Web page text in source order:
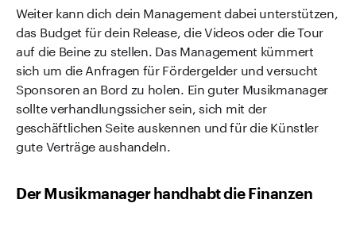
Weiter kann dich dein Management dabei unterstützen,
das Budget für dein Release, die Videos oder die Tour
auf die Beine zu stellen. Das Management kümmert
sich um die Anfragen für Fördergelder und versucht
Sponsoren an Bord zu holen. Ein guter Musikmanager
sollte verhandlungssicher sein, sich mit der
geschäftlichen Seite auskennen und für die Künstler
gute Verträge aushandeln.
Der Musikmanager handhabt die Finanzen